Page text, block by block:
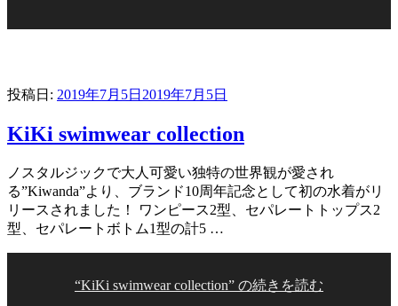
投稿日: 2019年7月5日 2019年7月5日
KiKi swimwear collection
ノスタルジックで大人可愛い独特の世界観が愛され
る”Kiwanda”より、ブランド10周年記念として初の水着がリ
リースされました！ ワンピース2型、セパレートトップス2
型、セパレートボトム1型の計5 …
“KiKi swimwear collection” の続きを読む